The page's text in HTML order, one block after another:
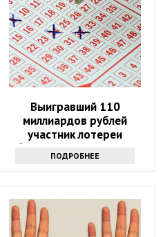
Выигравший 110
миллиардов рублей
участник лотереи
объявился через девять
месяцев
ПОДРОБНЕЕ